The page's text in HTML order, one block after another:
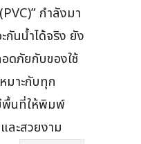
กำลังมา
กันน้ำได้จริง ยัง
ดภัยกับของใช้
มาะกับทุก
พื้นที่ให้พิมพ์
ละสวยงาม